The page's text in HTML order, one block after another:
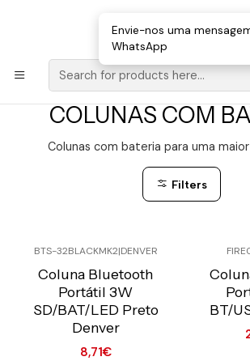
Loja Valongo: 220 150 143 (chamada para a
E-mail: geral@movenergy.pt
Home SOM | LUZ
COLUNAS COM
Colunas com bateria para uma
Filters
C/IVA
BTS-32BLACKMK2|DENVER
Coluna Bluetooth
Portátil 3W
SD/BAT/LED Preto
Denver
8,71€
BT/
Envie-nos uma
WhatsApp